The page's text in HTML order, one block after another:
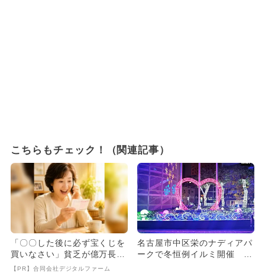
こちらもチェック！（関連記事）
「〇〇した後に必ず宝くじを
買いなさい」貧乏が億万長者
に
【PR】合同会社デジタルファーム
名古屋市中区栄のナディアパ
ークで冬恒例イルミ開催 フ